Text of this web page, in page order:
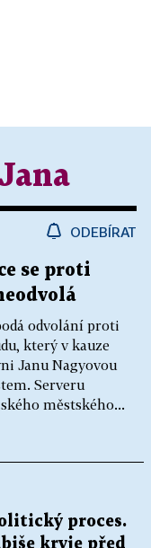
ODEBÍRAT
se proti
odvolání proti
který v kauze
Janu Nagyovou
Serveru
městského...
proces.
kryje před